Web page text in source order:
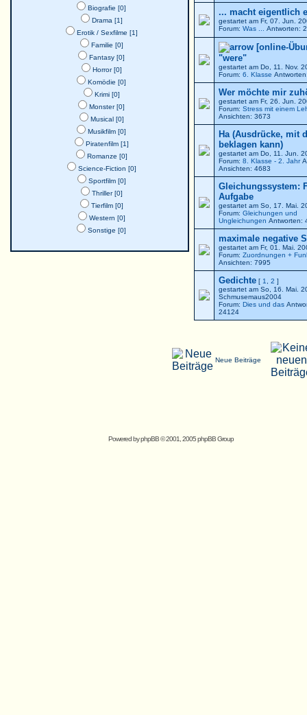
Biografie [0]
Drama [1]
Erotik / Sexfilme [1]
Familie [0]
Fantasy [0]
Horror [0]
Komödie [0]
Krimi [0]
Monster [0]
Musical [0]
Musikfilm [0]
Piratenfilm [1]
Romanze [0]
Science-Fiction [0]
Sportfilm [0]
Thriller [0]
Tierfilm [0]
Western [0]
Sonstige [0]
... macht eigentlich
gestartet am Fr, 07. Jun.
Forum: Was ... Antworten:
[online-
"were"
gestartet am Do, 11. Nov.
Forum: 6. Klasse
Wer möchte mir
gestartet am Fr, 26. Jun.
Forum: Stress mit einem
Ansichten: 3673
Ha (Ausdrücke, mit
beklagen kann)
gestartet am Do, 11. Jun.
Forum: 8. Klasse - 2. Jahr
Ansichten: 4683
Gleichungssystem:
Aufgabe
gestartet am So, 17. Mai.
Forum: Gleichungen und
Ungleichungen Antworten:
maximale negative
gestartet am Fr, 01. Mai.
Forum: Zuordnungen +
Ansichten: 7995
Gedichte [ 1 2 ]
gestartet am So, 16. Mai.
Schmusemaus2004
Forum: Dies und das
24124
Neue Beiträge
Powered byphpBB© 2001, 2005 phpBB Group